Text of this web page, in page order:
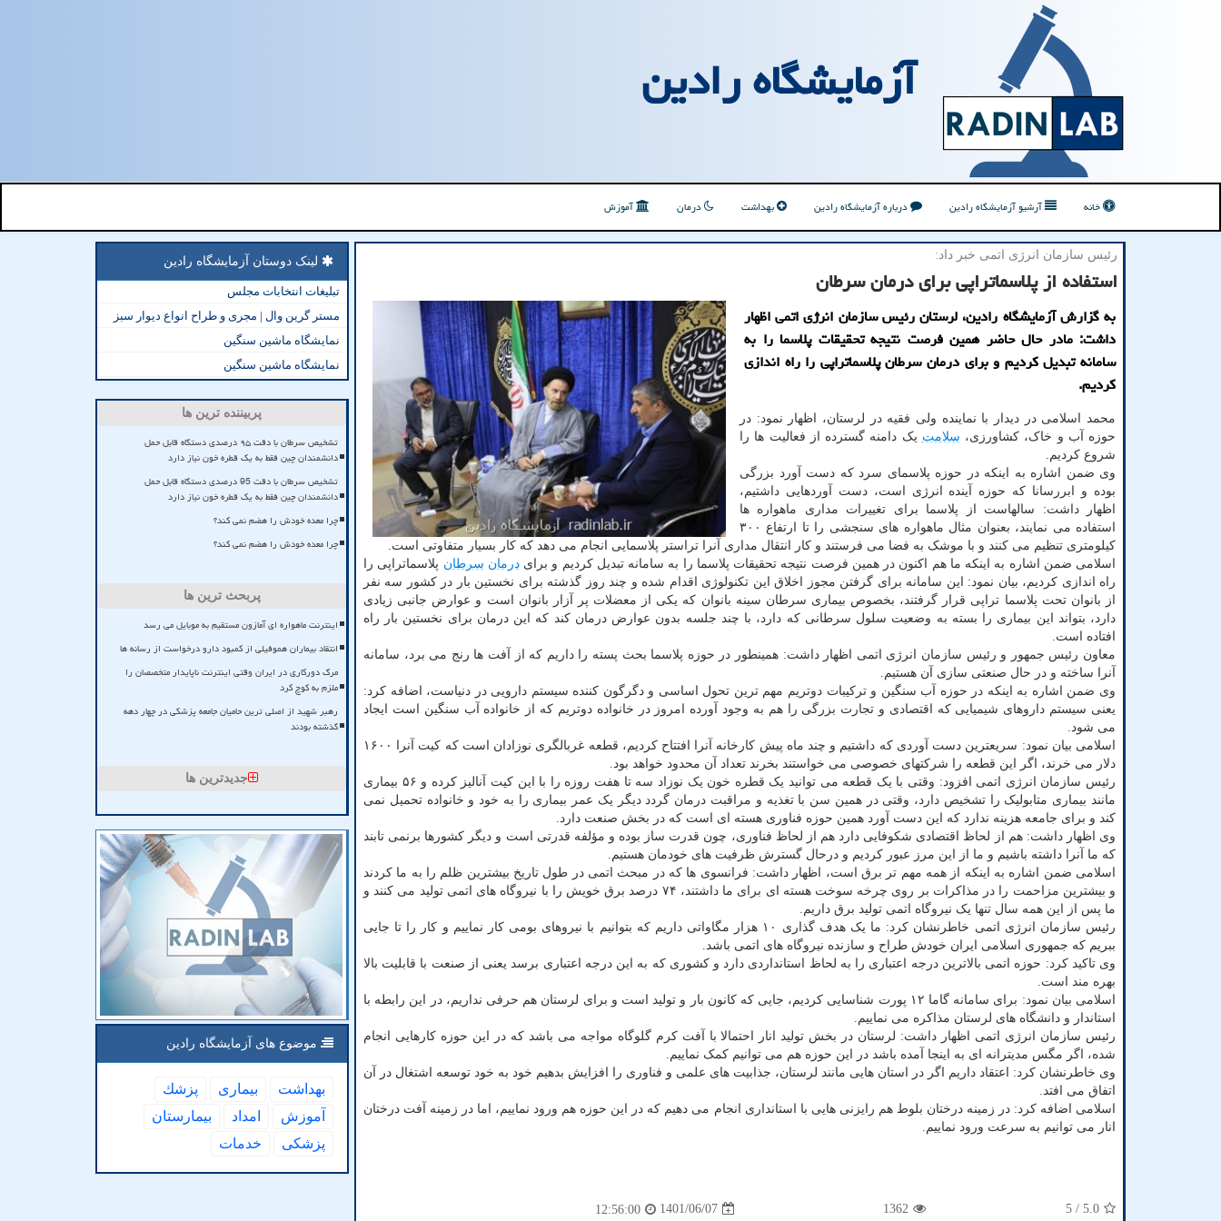
آزمایشگاه رادین
خانه آرشیو آزمایشگاه رادین درباره آزمایشگاه رادین بهداشت درمان آموزش
رئیس سازمان انرژی اتمی خبر داد:
استفاده از پلاسماتراپی برای درمان سرطان
به گزارش آزمایشگاه رادین، لرستان رئیس سازمان انرژی اتمی اظهار
داشت: مادر حال حاضر همین فرصت نتیجه تحقیقات پلاسما را به
سامانه تبدیل کردیم و برای درمان سرطان پلاسماتراپی را راه اندازی
کردیم.
محمد اسلامی در دیدار با نماینده ولی فقیه در لرستان، اظهار نمود: در
حوزه آب و خاک، کشاورزی، سلامت یک دامنه گسترده از فعالیت ها را
شروع کردیم.
وی ضمن اشاره به اینکه در حوزه پلاسمای سرد که دست آورد بزرگی
بوده و ابررسانا که حوزه آینده انرژی است، دست آوردهایی داشتیم،
اظهار داشت: سالهاست از پلاسما برای تغییرات مداری ماهواره ها
استفاده می نمایند، بعنوان مثال ماهواره های سنجشی را تا ارتفاع ۳۰۰
کیلومتری تنظیم می کنند و با موشک به فضا می فرستند و کار انتقال مداری آنرا تراستر پلاسمایی انجام می دهد که کار بسیار متفاوتی است.
اسلامی ضمن اشاره به اینکه ما هم اکنون در همین فرصت نتیجه تحقیقات پلاسما را به سامانه تبدیل کردیم و برایدرمان سرطان پلاسماتراپی را
راه اندازی کردیم، بیان نمود: این سامانه برای گرفتن مجوز اخلاق این تکنولوژی اقدام شده و چند روز گذشته برای نخستین بار در کشور سه نفر
از بانوان تحت پلاسما تراپی قرار گرفتند، بخصوص بیماری سرطان سینه بانوان که یکی از معضلات پر آزار بانوان است و عوارض جانبی زیادی
دارد، بتواند این بیماری را بسته به وضعیت سلول سرطانی که دارد، با چند جلسه بدون عوارض درمان کند که این درمان برای نخستین بار راه
افتاده است.
معاون رئیس جمهور و رئیس سازمان انرژی اتمی اظهار داشت: همینطور در حوزه پلاسما بحث پسته را داریم که از آفت ها رنج می برد، سامانه
آنرا ساخته و در حال صنعتی سازی آن هستیم.
وی ضمن اشاره به اینکه در حوزه آب سنگین و ترکیبات دوتریم مهم ترین تحول اساسی و دگرگون کننده سیستم دارویی در دنیاست، اضافه کرد:
یعنی سیستم داروهای شیمیایی که اقتصادی و تجارت بزرگی را هم به وجود آورده امروز در خانواده دوتریم که از خانواده آب سنگین است ایجاد
می شود.
اسلامی بیان نمود: سریعترین دست آوردی که داشتیم و چند ماه پیش کارخانه آنرا افتتاح کردیم، قطعه غربالگری نوزادان است که کیت آنرا ۱۶۰۰
دلار می خرند، اگر این قطعه را شرکتهای خصوصی می خواستند بخرند تعداد آن محدود خواهد بود.
رئیس سازمان انرژی اتمی افزود: وقتی با یک قطعه می توانید یک قطره خون یک نوزاد سه تا هفت روزه را با این کیت آنالیز کرده و ۵۶ بیماری
مانند بیماری متابولیک را تشخیص دارد، وقتی در همین سن با تغذیه و مراقبت درمان گردد دیگر یک عمر بیماری را به خود و خانواده تحمیل نمی
کند و برای جامعه هزینه ندارد که این دست آورد همین حوزه فناوری هسته ای است که در بخش صنعت دارد.
وی اظهار داشت: هم از لحاظ اقتصادی شکوفایی دارد هم از لحاظ فناوری، چون قدرت ساز بوده و مؤلفه قدرتی است و دیگر کشورها برنمی تابند
که ما آنرا داشته باشیم و ما از این مرز عبور کردیم و درحال گسترش ظرفیت های خودمان هستیم.
اسلامی ضمن اشاره به اینکه از همه مهم تر برق است، اظهار داشت: فرانسوی ها که در مبحث اتمی در طول تاریخ بیشترین ظلم را به ما کردند
و بیشترین مزاحمت را در مذاکرات بر روی چرخه سوخت هسته ای برای ما داشتند، ۷۴ درصد برق خویش را با نیروگاه های اتمی تولید می کنند و
ما پس از این همه سال تنها یک نیروگاه اتمی تولید برق داریم.
رئیس سازمان انرژی اتمی خاطرنشان کرد: ما یک هدف گذاری ۱۰ هزار مگاواتی داریم که بتوانیم با نیروهای بومی کار نماییم و کار را تا جایی
ببریم که جمهوری اسلامی ایران خودش طراح و سازنده نیروگاه های اتمی باشد.
وی تاکید کرد: حوزه اتمی بالاترین درجه اعتباری را به لحاظ استانداردی دارد و کشوری که به این درجه اعتباری برسد یعنی از صنعت با قابلیت بالا
بهره مند است.
اسلامی بیان نمود: برای سامانه گاما ۱۲ پورت شناسایی کردیم، جایی که کانون بار و تولید است و برای لرستان هم حرفی نداریم، در این رابطه با
استاندار و دانشگاه های لرستان مذاکره می نماییم.
رئیس سازمان انرژی اتمی اظهار داشت: لرستان در بخش تولید انار احتمالا با آفت کرم گلوگاه مواجه می باشد که در این حوزه کارهایی انجام
شده، اگر مگس مدیترانه ای به اینجا آمده باشد در این حوزه هم می توانیم کمک نماییم.
وی خاطرنشان کرد: اعتقاد داریم اگر در استان هایی مانند لرستان، جذابیت های علمی و فناوری را افزایش بدهیم خود به خود توسعه اشتغال در آن
اتفاق می افتد.
اسلامی اضافه کرد: در زمینه درختان بلوط هم رایزنی هایی با استانداری انجام می دهیم که در این حوزه هم ورود نماییم، اما در زمینه آفت درختان
انار می توانیم به سرعت ورود نماییم.
5.0
/ 5
1362
1401/06/07
12:56:00
لینک دوستان آزمایشگاه رادین
تبلیغات انتخابات مجلس
مستر گرین وال | مجری و طراح انواع دیوار سبز
نمایشگاه ماشین سنگین
نمایشگاه ماشین سنگین
پربیننده ترین ها
تشخیص سرطان با دقت ۹۵ درصدی دستگاه قابل حمل
دانشمندان چین فقط به یک قطره خون نیاز دارد
تشخیص سرطان با دقت 95 درصدی دستگاه قابل حمل
دانشمندان چین فقط به یک قطره خون نیاز دارد
چرا معده خودش را هضم نمی کند؟
چرا معده خودش را هضم نمی کند؟
پربحث ترین ها
اینترنت ماهواره ای آمازون مستقیم به موبایل می رسد
انتقاد بیماران هموفیلی از کمبود دارو درخواست از رسانه ها
مرگ دورکاری در ایران وقتی اینترنت ناپایدار متخصصان را
ملزم به کوچ کرد
رهبر شهید از اصلی ترین حامیان جامعه پزشکی در چهار دهه
گذشته بودند
جدیدترین ها
موضوع های آزمایشگاه رادین
بهداشت بیماری
پزشك
آموزش
امداد
بیمارستان
پزشكی
خدمات